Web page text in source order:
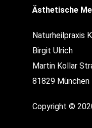
Ästhetische
Naturheilpraxis
Birgit Ulrich
Martin Kollar
81829 München
Copyright ©